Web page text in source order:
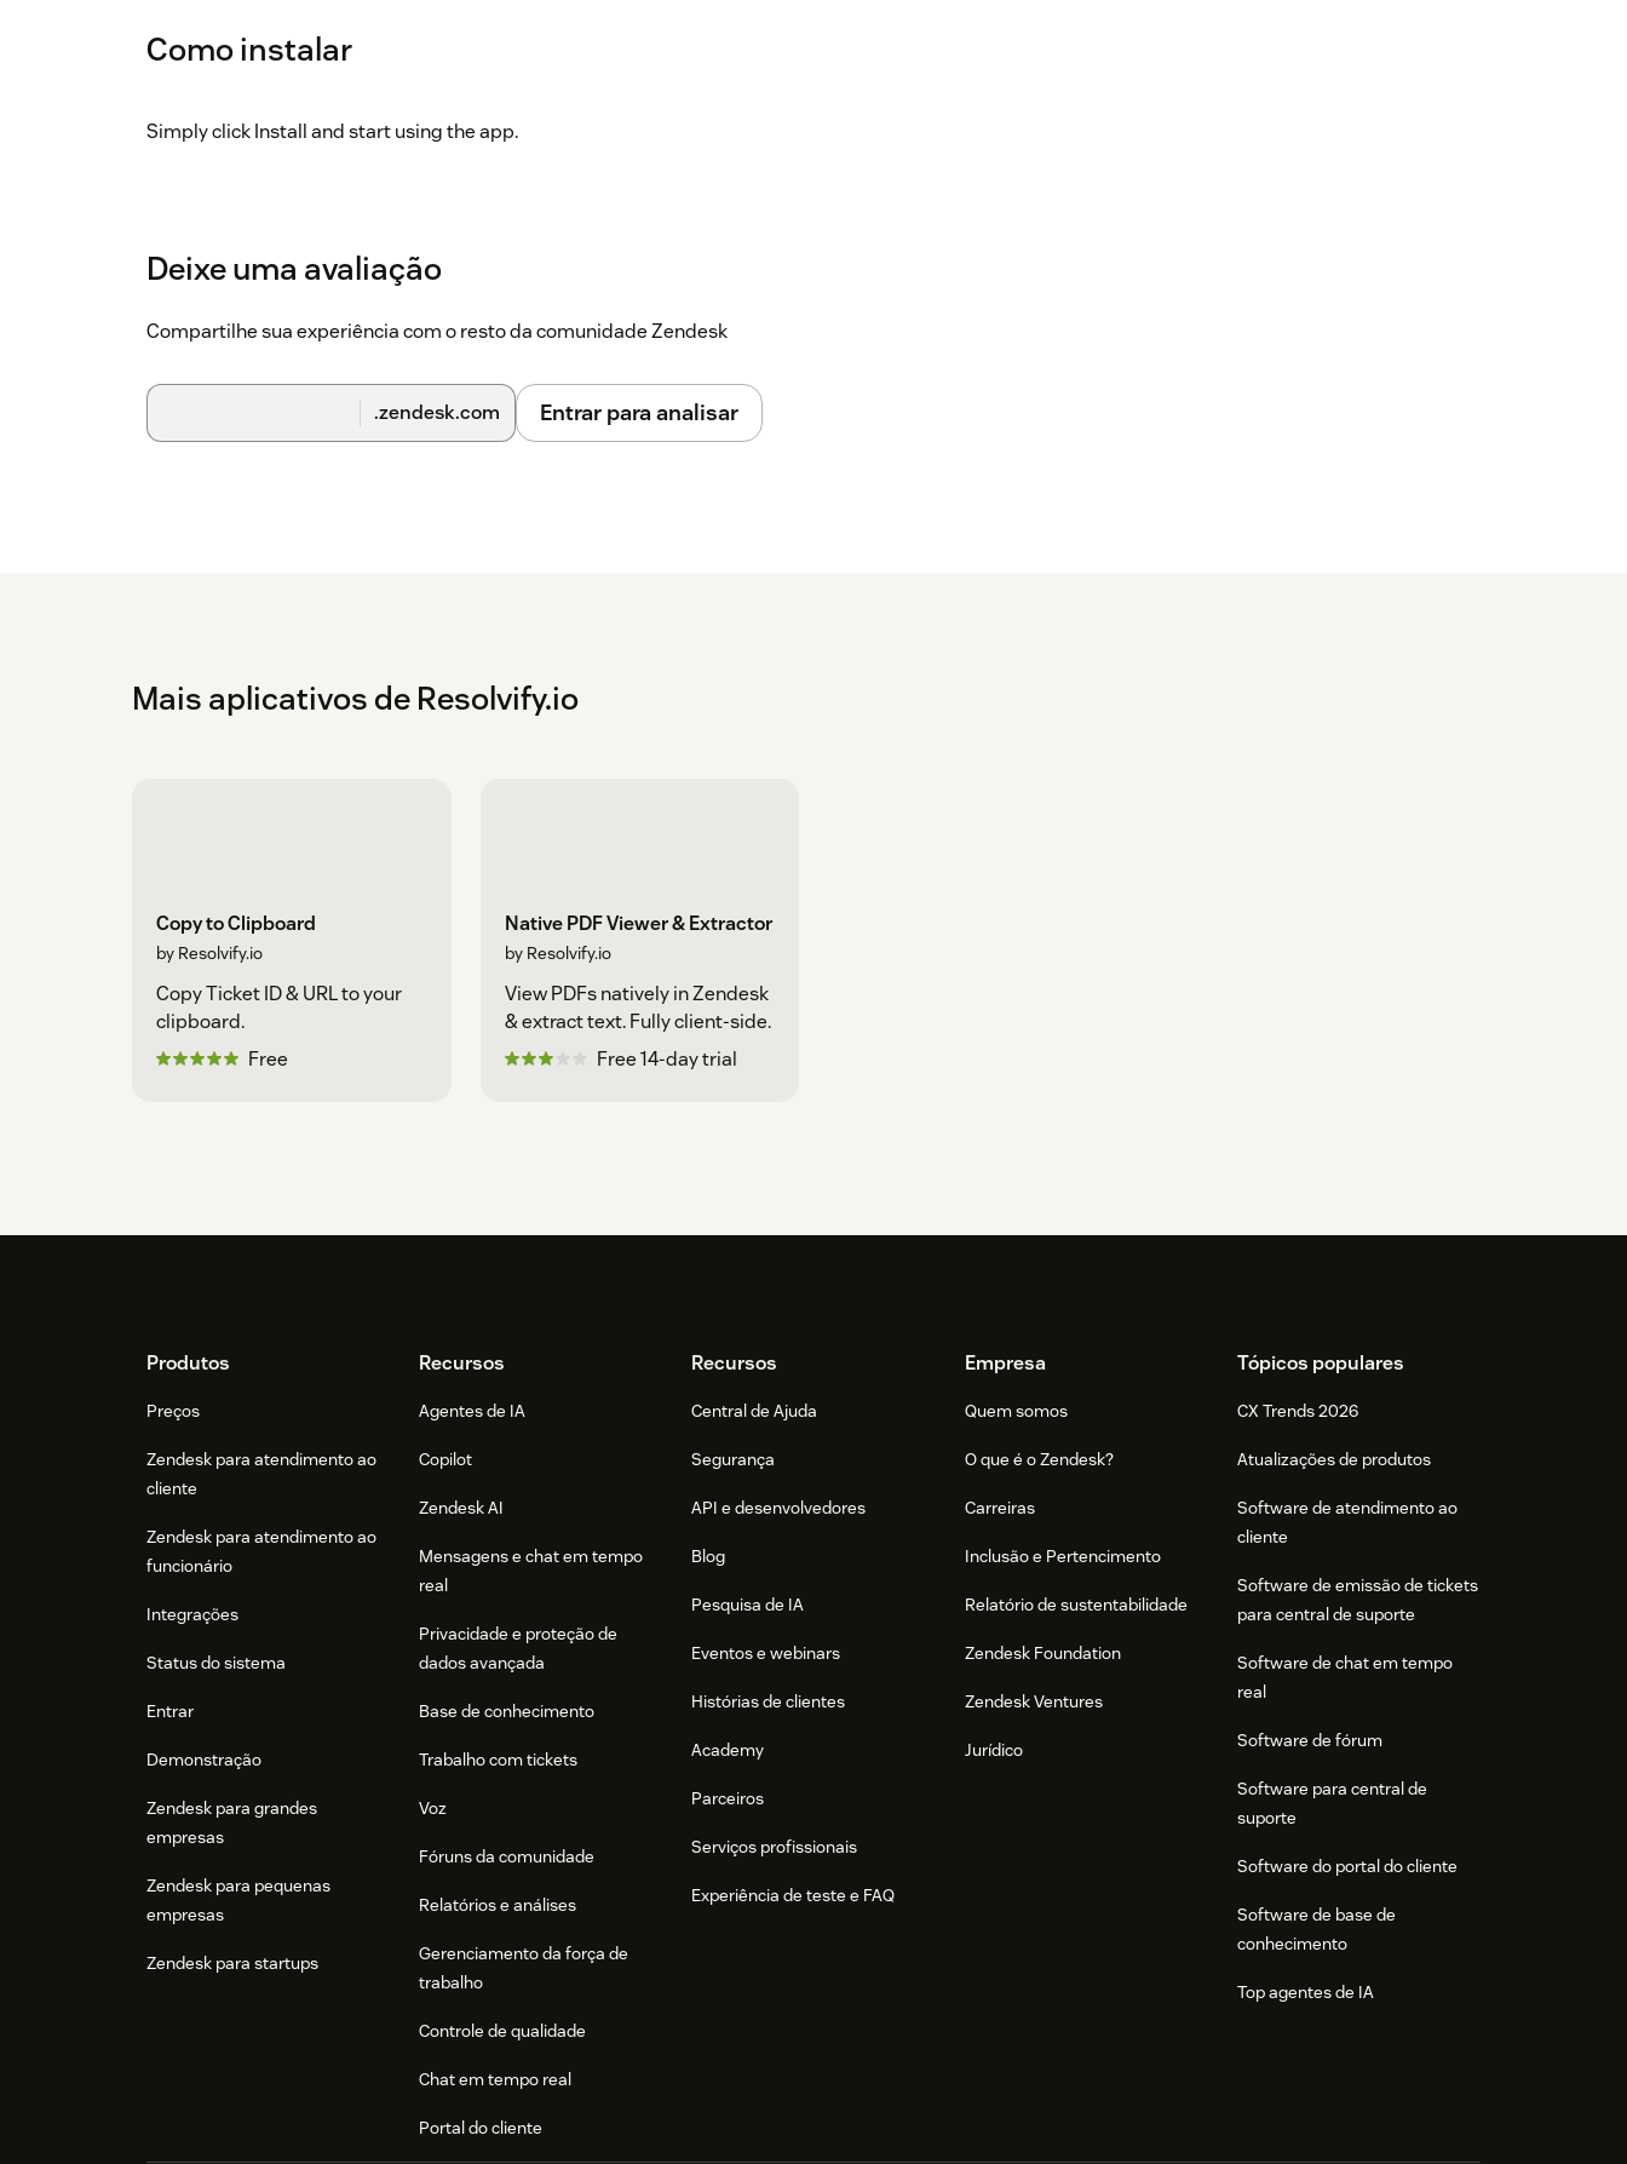
Como instalar
Simply click Install and start using the app.
Deixe uma avaliação
Compartilhe sua experiência com o resto da comunidade Zendesk
.zendesk.com Entrar para analisar
Mais aplicativos de Resolvify.io
Copy to Clipboard
by Resolvify.io
Copy Ticket ID & URL to your
clipboard.
Free
Native PDF Viewer & Extractor
by Resolvify.io
View PDFs natively in Zendesk
& extract text. Fully client-side.
Free 14-day trial
FooterProdutos
Preços
Zendesk para atendimento ao
cliente
Zendesk para atendimento ao
funcionário
Integrações
Status do sistema
Entrar
Demonstração
Zendesk para grandes
empresas
Zendesk para pequenas
empresas
Zendesk para startups
Recursos
Agentes de IA
Copilot
Zendesk AI
Mensagens e chat em tempo
real
Privacidade e proteção de
dados avançada
Base de conhecimento
Trabalho com tickets
Voz
Fóruns da comunidade
Relatórios e análises
Gerenciamento da força de
trabalho
Controle de qualidade
Chat em tempo real
Portal do cliente
Recursos
Central de Ajuda
Segurança
API e desenvolvedores
Blog
Pesquisa de IA
Eventos e webinars
Histórias de clientes
Academy
Parceiros
Serviços profissionais
Experiência de teste e FAQ
Empresa
Quem somos
O que é o Zendesk?
Carreiras
Inclusão e Pertencimento
Relatório de sustentabilidade
Zendesk Foundation
Zendesk Ventures
Jurídico
Tópicos populares
CX Trends 2026
Atualizações de produtos
Software de atendimento ao
cliente
Software de emissão de tickets
para central de suporte
Software de chat em tempo
real
Software de fórum
Software para central de
suporte
Software do portal do cliente
Software de base de
conhecimento
Top agentes de IA